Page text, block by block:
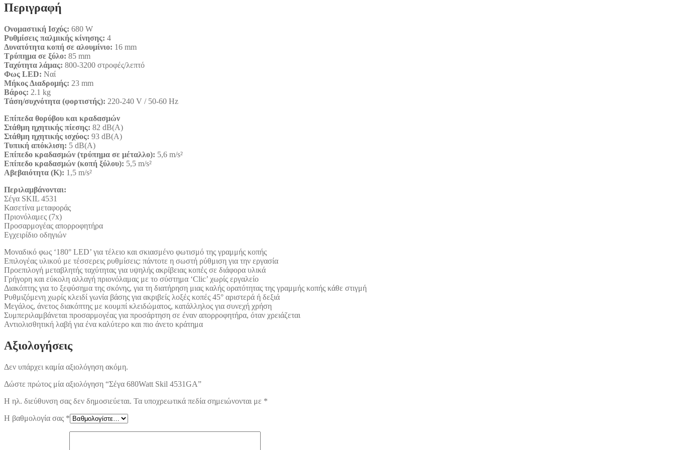
Περιγραφή
Ονομαστική Ισχύς: 680 W
Ρυθμίσεις παλμικής κίνησης: 4
Δυνατότητα κοπή σε αλουμίνιο: 16 mm
Τρύπημα σε ξύλο: 85 mm
Ταχύτητα λάμας: 800-3200 στροφές/λεπτό
Φως LED: Ναί
Μήκος Διαδρομής: 23 mm
Βάρος: 2.1 kg
Τάση/συχνότητα (φορτιστής): 220-240 V / 50-60 Hz
Επίπεδα θορύβου και κραδασμών
Στάθμη ηχητικής πίεσης: 82 dB(A)
Στάθμη ηχητικής ισχύος: 93 dB(A)
Τυπική απόκλιση: 5 dB(A)
Επίπεδο κραδασμών (τρύπημα σε μέταλλο): 5,6 m/s²
Επίπεδο κραδασμών (κοπή ξύλου): 5,5 m/s²
Αβεβαιότητα (Κ): 1,5 m/s²
Περιλαμβάνονται:
Σέγα SKIL 4531
Κασετίνα μεταφοράς
Πριονόλαμες (7x)
Προσαρμογέας απορροφητήρα
Εγχειρίδιο οδηγιών
Μοναδικό φως ‘180° LED’ για τέλειο και σκιασμένο φωτισμό της γραμμής κοπής
Επιλογέας υλικού με τέσσερεις ρυθμίσεις: πάντοτε η σωστή ρύθμιση για την εργασία
Προεπιλογή μεταβλητής ταχύτητας για υψηλής ακρίβειας κοπές σε διάφορα υλικά
Γρήγορη και εύκολη αλλαγή πριονόλαμας με το σύστημα ‘Clic’ χωρίς εργαλείο
Διακόπτης για το ξεφύσημα της σκόνης, για τη διατήρηση μιας καλής ορατότητας της γραμμής κοπής κάθε στιγμή
Ρυθμιζόμενη χωρίς κλειδί γωνία βάσης για ακριβείς λοξές κοπές 45° αριστερά ή δεξιά
Μεγάλος, άνετος διακόπτης με κουμπί κλειδώματος, κατάλληλος για συνεχή χρήση
Συμπεριλαμβάνεται προσαρμογέας για προσάρτηση σε έναν απορροφητήρα, όταν χρειάζεται
Αντιολισθητική λαβή για ένα καλύτερο και πιο άνετο κράτημα
Αξιολογήσεις
Δεν υπάρχει καμία αξιολόγηση ακόμη.
Δώστε πρώτος μία αξιολόγηση “Σέγα 680Watt Skil 4531GA”
Η ηλ. διεύθυνση σας δεν δημοσιεύεται. Τα υποχρεωτικά πεδία σημειώνονται με *
Η βαθμολογία σας *